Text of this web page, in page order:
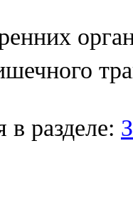
разделе: